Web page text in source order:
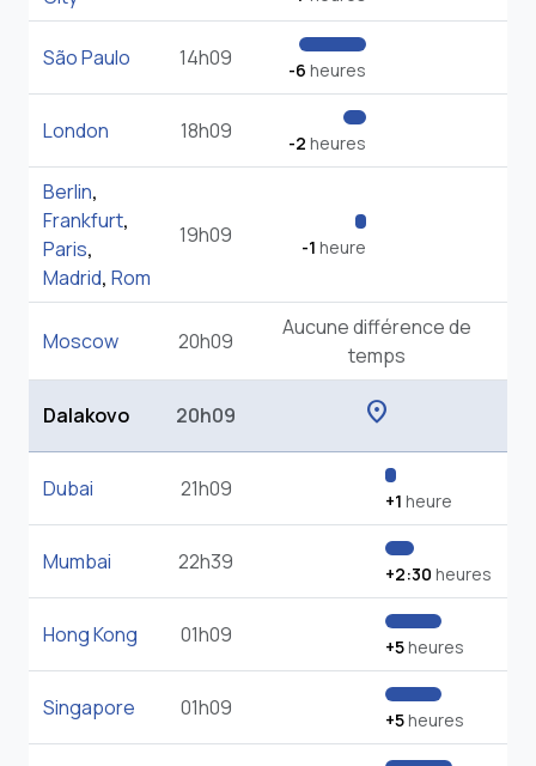
São Paulo 14h09 -6 heures
London 18h09 -2 heures
Berlin,
Frankfurt,
Paris,
Madrid, Rom
19h09 -1 heure
Moscow 20h09
Aucune différence de
temps
Dalakovo 20h09 location_on
Dubai 21h09 +1 heure
Mumbai 22h39 +2:30 heures
Hong Kong 01h09 +5heures
Singapore 01h09 +5heures